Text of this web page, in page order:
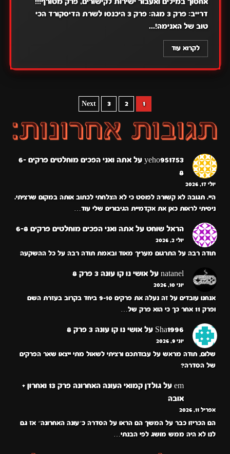
דרייב: פרק 3 מגה: פרק 3 היכנסו לשרת הדיסקורד הכי
טוב של האנימה!...
לקרוא עוד
POSTS
PAGINATION
1
2
3
Next
yeho951753 על
אתה ואני הפכים מוחלטים פרקים 6-
8
יולי 17, 2026
היי. תגובה לא קשורה לפוסט כי לא הצלחתי לכתוב אותה במקום שרציתי.
ניסיתי לראות כאן את אקדמיית הגיבורים שלי עוד…
הראל שוחט על אתה ואני הפכים מוחלטים פרקים 6-8
יולי 2, 2026
תודה רבה על התרגום מעריך מאוד ובאמת תודה רבה על כל ההשקעה
natanel על אושי נו קו עונה 3 פרק 8
יוני 10, 2026
אנחנו עובדים על זה נעלה את פרקים 9-10 ביחד בקרוב בעזרת השם
ופרק 11 אחר כך כי הוא פרק של…
Sha1996 על אושי נו קו עונה 3 פרק 8
יוני 9, 2026
שלום, תודה מראש על עבודתכם ורציתי לשאול מתי ייצאו שאר הפרקים
של הסדרה?
em על
גולדן קמואי העונה האחרונה פרק 13 ואחרון +
אובה
אפריל 11, 2026
הם הכריזו כבר על המשך הם הראו על הסדרה כ״עונה האחרונה״ אז גם
לנו לא היה ממש מושג לפי הבנתי…